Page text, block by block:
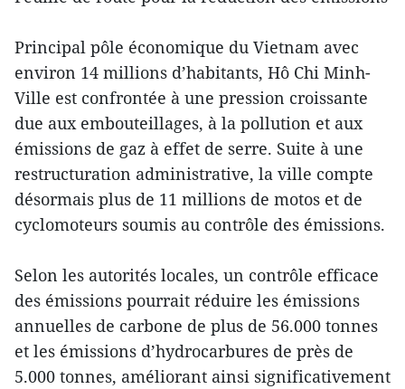
Principal pôle économique du Vietnam avec
environ 14 millions d’habitants, Hô Chi Minh-
Ville est confrontée à une pression croissante
due aux embouteillages, à la pollution et aux
émissions de gaz à effet de serre. Suite à une
restructuration administrative, la ville compte
désormais plus de 11 millions de motos et de
cyclomoteurs soumis au contrôle des émissions.
Selon les autorités locales, un contrôle efficace
des émissions pourrait réduire les émissions
annuelles de carbone de plus de 56.000 tonnes
et les émissions d’hydrocarbures de près de
5.000 tonnes, améliorant ainsi significativement